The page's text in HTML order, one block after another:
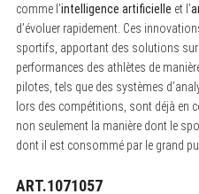
comme l’intelligence artificielle et l’
d’évoluer rapidement. Ces
sportifs, apportant des solutions
performances des athlètes de
pilotes, tels que des systèmes
lors des compétitions, sont déjà en
non seulement la manière dont le
dont il est consommé par le grand
ART.1071057